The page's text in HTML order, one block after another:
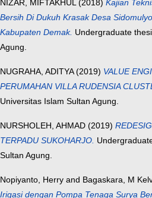
NIZAR, MIFTAKHUL(2018) Kajian
Bersih Di Dukuh Krasak Desa
Kabupaten Demak. Undergraduate
Agung.
NUGRAHA, ADITYA(2019) VALUE
PERUMAHAN VILLA RUDENSIA
Universitas Islam Sultan Agung.
NURSHOLEH, AHMAD (2019)
TERPADU SUKOHARJO.
Sultan Agung.
Nopiyanto, Herry and Bagaskara, M
Irigasi dengan Pompa Tenaga Surya